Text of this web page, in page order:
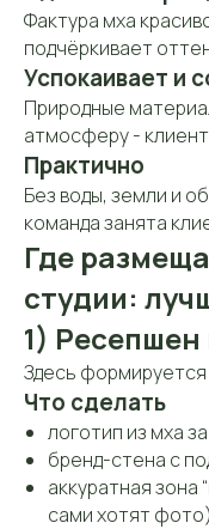
Фактура мха
подчёркивает
Успокаивает и
Природные
атмосферу -
Практично
Без воды, земли и
команда занята
Где
студии:
1) Ресепшен
Здесь
Что сделать
логотип из мха
бренд-стена с
аккуратная зона
сами хотят